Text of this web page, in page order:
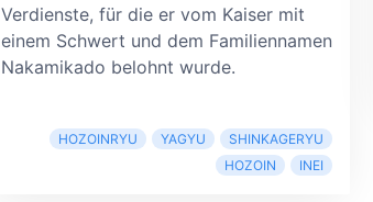
Verdienste, für die er vom Kaiser mit
einem Schwert und dem Familiennamen
Nakamikado belohnt wurde.
HOZOINRYU YAGYU
SHINKAGERYU
HOZOIN
INEI